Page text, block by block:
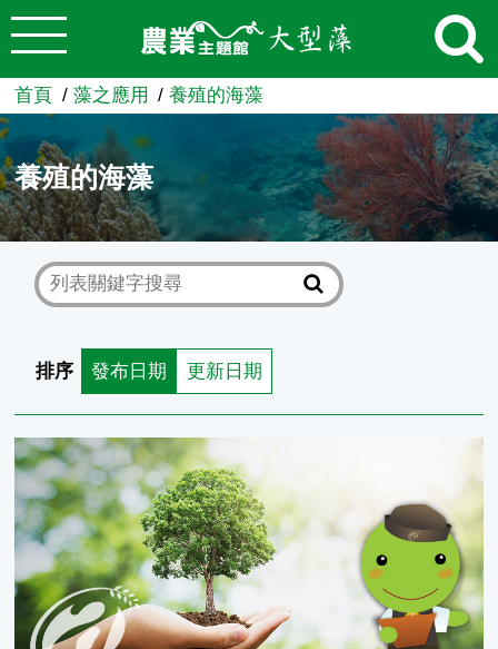
跳到主要內容
農業知識入口網
首頁 藻之應用 養殖的海藻
養殖的海藻
排序 發布日期 更新日期
海藻養殖過程中的不速之客